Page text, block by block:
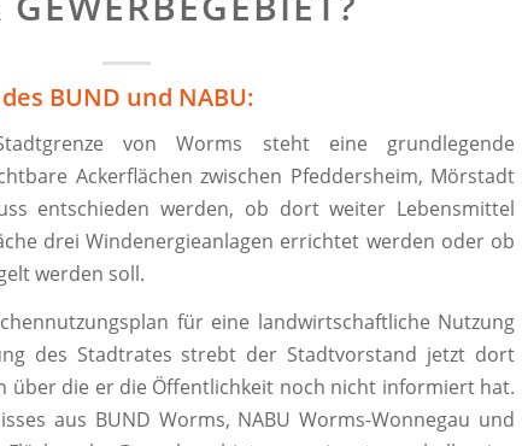
BUND und NABU:
von Worms steht eine grundlegende
Ackerflächen zwischen Pfeddersheim, Mörstadt
entschieden werden, ob dort weiter Lebensmittel
drei Windenergieanlagen errichtet werden oder ob
werden soll.
für eine landwirtschaftliche Nutzung
des Stadtrates strebt der Stadtvorstand jetzt dort
über die er die Öffentlichkeit noch nicht informiert hat.
aus BUND Worms, NABU Worms-Wonnegau und